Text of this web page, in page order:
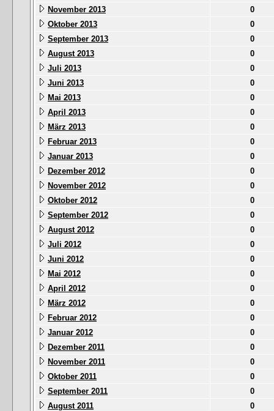
November 2013
0
Oktober 2013
0
September 2013
0
August 2013
0
Juli 2013
0
Juni 2013
0
Mai 2013
0
April 2013
0
März 2013
0
Februar 2013
0
Januar 2013
0
Dezember 2012
0
November 2012
0
Oktober 2012
0
September 2012
0
August 2012
0
Juli 2012
0
Juni 2012
0
Mai 2012
0
April 2012
0
März 2012
0
Februar 2012
0
Januar 2012
0
Dezember 2011
0
November 2011
0
Oktober 2011
0
September 2011
0
August 2011
0